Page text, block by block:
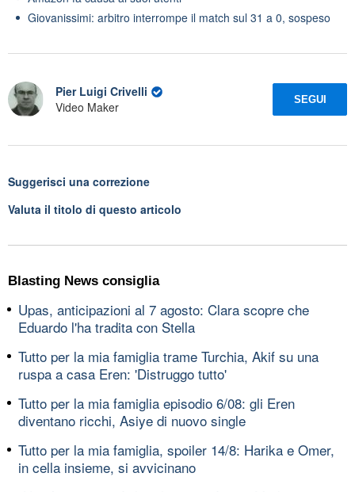
Giovanissimi: arbitro interrompe il match sul 31 a 0, sospeso
Pier Luigi Crivelli
Video Maker
SEGUI
Suggerisci una correzione
Valuta il titolo di questo articolo
Blasting News consiglia
Upas, anticipazioni al 7 agosto: Clara scopre che
Eduardo l'ha tradita con Stella
Tutto per la mia famiglia trame Turchia, Akif su una
ruspa a casa Eren: 'Distruggo tutto'
Tutto per la mia famiglia episodio 6/08: gli Eren
diventano ricchi, Asiye di nuovo single
Tutto per la mia famiglia, spoiler 14/8: Harika e Omer,
in cella insieme, si avvicinano